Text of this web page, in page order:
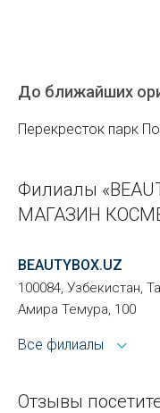
До ближайших
Перекресток парк
Филиалы
МАГАЗИН
BEAUTYBOX.UZ
100084, Узбекистан,
Амира Темура, 100
Все филиалы
Отзывы